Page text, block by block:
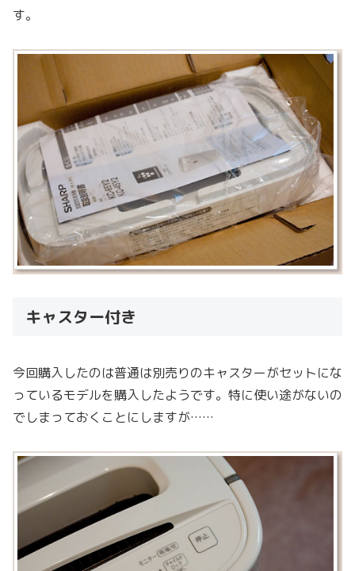
す。
キャスター付き
今回購入したのは普通は別売りのキャスターがセットにな
っているモデルを購入したようです。特に使い途がないの
でしまっておくことにしますが……